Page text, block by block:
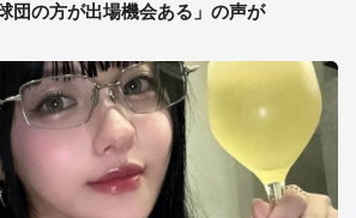
団の方が出場機会ある」の声が